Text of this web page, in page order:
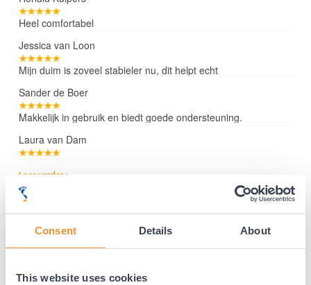
Consent Details About
This website uses cookies
Heel comfortabel
Jessica van Loon
Mijn duim is zoveel stabieler nu, dit helpt echt
Sander de Boer
Makkelijk in gebruik en biedt goede ondersteuning.
Laura van Dam
Lees verder »
35 jaar medische ervaring!
Gratis verzending vanaf €50,-